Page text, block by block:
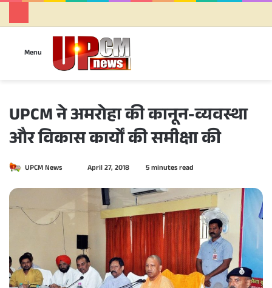
Menu
UPCM ने अमरोहा की कानून-व्यवस्था
और विकास कार्यों की समीक्षा की
UPCM News
d
m
a
April 27, 2018 5 minutes read